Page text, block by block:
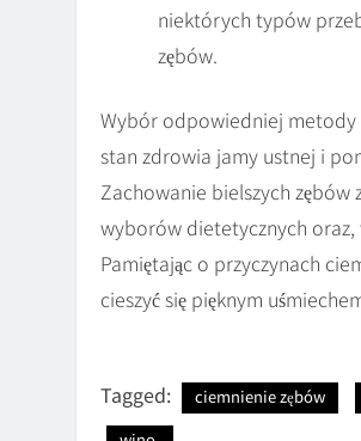
niektórych typów
zębów.
Wybór odpowiedniej
stan zdrowia jamy ustnej i
Zachowanie bielszych
wyborów dietetycznych
Pamiętając o przyczynach
cieszyć się pięknym
Tagged: ciemnienie zębów